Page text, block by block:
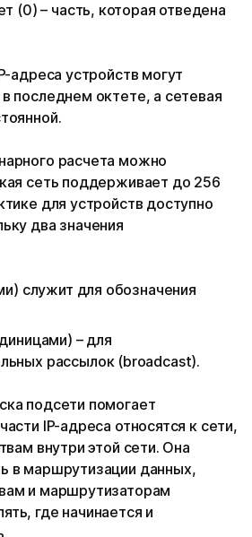
(0) – часть, которая отведена
адреса устройств могут
последнем октете, а сетевая
расчета можно
сеть поддерживает до 256
для устройств доступно
два значения
служит для обозначения
– для
рассылок (broadcast).
подсети помогает
IP-адреса относятся к сети,
внутри этой сети. Она
в маршрутизации данных,
и маршрутизаторам
где начинается и